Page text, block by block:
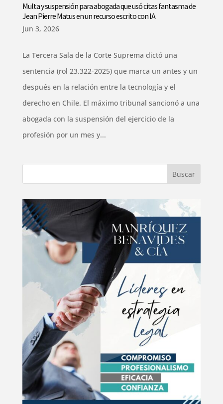
Multa y suspensión para abogada que usó citas fantasma de
Jean Pierre Matus en un recurso escrito con IA
Jun 3, 2026
La Tercera Sala de la Corte Suprema dictó una
sentencia (rol 23.322-2025) que marca un antes y un
después en la relación entre la tecnología y el
derecho en Chile. El máximo tribunal sancionó a una
abogada con la suspensión del ejercicio de la
profesión por un mes y...